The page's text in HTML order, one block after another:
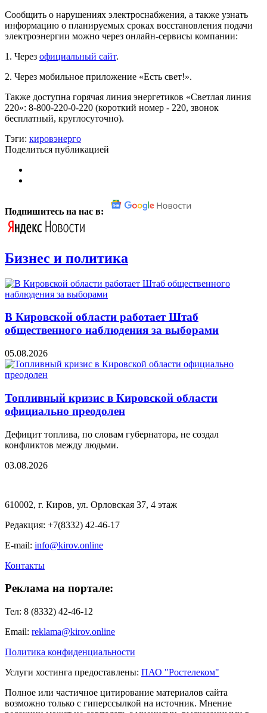
Сообщить о нарушениях электроснабжения, а также узнать
информацию о планируемых сроках восстановления подачи
электроэнергии можно через онлайн-сервисы компании:
1. Через официальный сайт.
2. Через мобильное приложение «Есть свет!».
Также доступна горячая линия энергетиков «Светлая линия
220»: 8-800-220-0-220 (короткий номер - 220, звонок
бесплатный, круглосуточно).
Тэги: кировэнерго
Поделиться публикацией
Подпишитесь на нас в:
Бизнес и политика
В Кировской области работает Штаб
общественного наблюдения за выборами
05.08.2026
Топливный кризис в Кировской области
официально преодолен
Дефицит топлива, по словам губернатора, не создал
конфликтов между людьми.
03.08.2026
610002, г. Киров, ул. Орловская 37, 4 этаж
Редакция: +7(8332) 42-46-17
E-mail: info@kirov.online
Контакты
Реклама на портале:
Тел: 8 (8332) 42-46-12
Email: reklama@kirov.online
Политика конфиденциальности
Услуги хостинга предоставлены: ПАО "Ростелеком"
Полное или частичное цитирование материалов сайта
возможно только с гиперссылкой на источник. Мнение